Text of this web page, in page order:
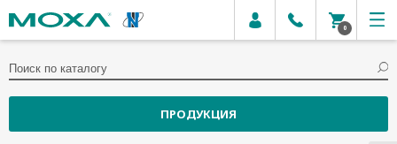
0
ПРОДУКЦИЯ